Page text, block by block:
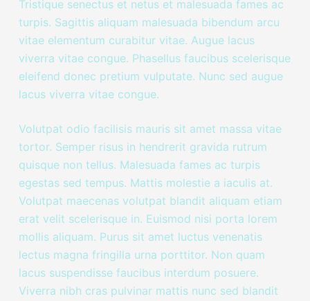
Tristique senectus et netus et malesuada fames ac
turpis. Sagittis aliquam malesuada bibendum arcu
vitae elementum curabitur vitae. Augue lacus
viverra vitae congue. Phasellus faucibus scelerisque
eleifend donec pretium vulputate. Nunc sed augue
lacus viverra vitae congue.
Volutpat odio facilisis mauris sit amet massa vitae
tortor. Semper risus in hendrerit gravida rutrum
quisque non tellus. Malesuada fames ac turpis
egestas sed tempus. Mattis molestie a iaculis at.
Volutpat maecenas volutpat blandit aliquam etiam
erat velit scelerisque in. Euismod nisi porta lorem
mollis aliquam. Purus sit amet luctus venenatis
lectus magna fringilla urna porttitor. Non quam
lacus suspendisse faucibus interdum posuere.
Viverra nibh cras pulvinar mattis nunc sed blandit